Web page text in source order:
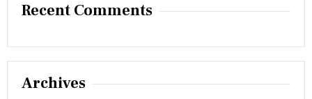
Recent Comments
Archives